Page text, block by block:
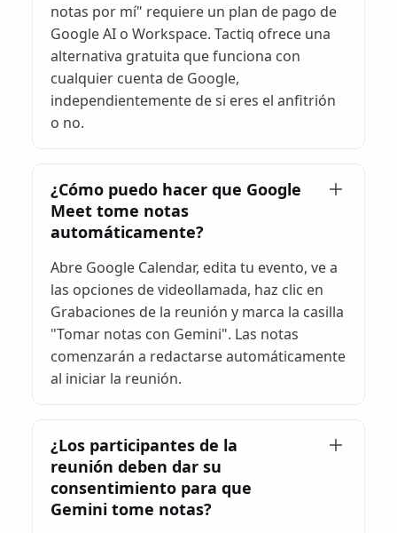
notas por mí" requiere un plan de pago de
Google AI o Workspace. Tactiq ofrece una
alternativa gratuita que funciona con
cualquier cuenta de Google,
independientemente de si eres el anfitrión
o no.
¿Cómo puedo hacer que Google
Meet tome notas
automáticamente?
Abre Google Calendar, edita tu evento, ve a
las opciones de videollamada, haz clic en
Grabaciones de la reunión y marca la casilla
"Tomar notas con Gemini". Las notas
comenzarán a redactarse automáticamente
al iniciar la reunión.
¿Los participantes de la
reunión deben dar su
consentimiento para que
Gemini tome notas?